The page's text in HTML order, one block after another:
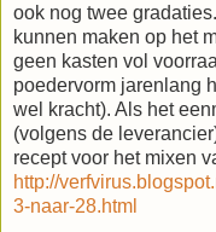
ook nog twee
kunnen maken op het
geen kasten vol
poedervorm jarenlang
wel kracht). Als het
(volgens de
recept voor het mixen
http://
3-naar-28.html